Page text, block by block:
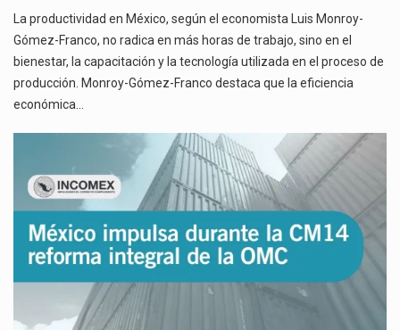
La productividad en México, según el economista Luis Monroy-
Gómez-Franco, no radica en más horas de trabajo, sino en el
bienestar, la capacitación y la tecnología utilizada en el proceso de
producción. Monroy-Gómez-Franco destaca que la eficiencia
económica…